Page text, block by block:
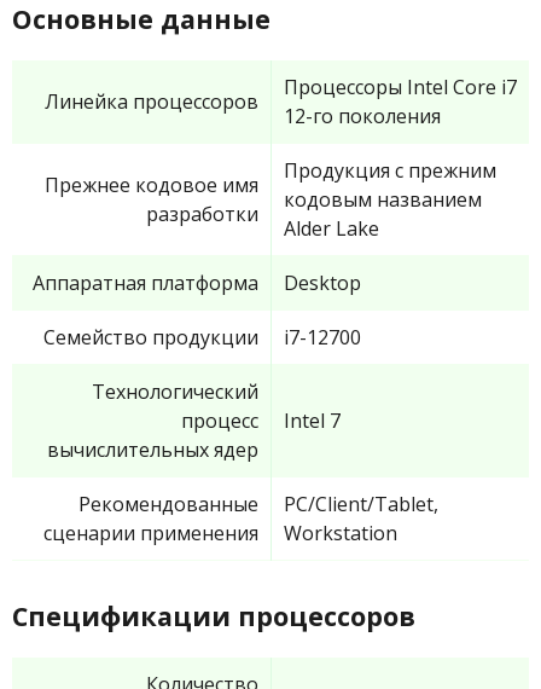
Основные данные
Линейка процессоров
Процессоры Intel Core i7
12-го поколения
Прежнее кодовое имя
разработки
Продукция с прежним
кодовым названием
Alder Lake
Аппаратная платформа Desktop
Семейство продукции i7-12700
Технологический
процесс
вычислительных ядер
Intel 7
Рекомендованные
сценарии применения
PC/Client/Tablet,
Workstation
Спецификации процессоров